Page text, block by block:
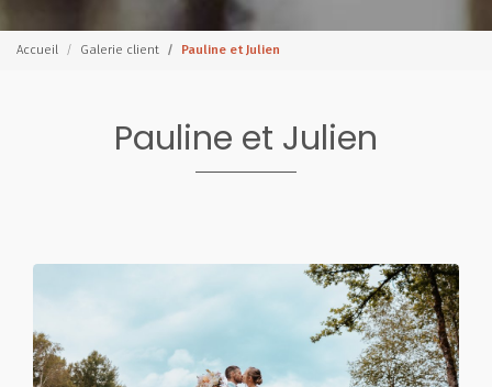
Accueil Galerie client Pauline et Julien
Pauline et Julien